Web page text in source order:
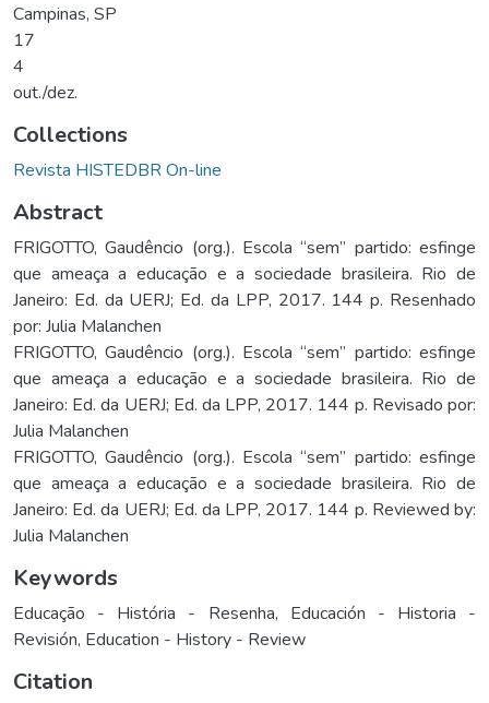
Campinas, SP
17
4
out./dez.
Collections
Revista HISTEDBR On-line
Abstract
FRIGOTTO, Gaudêncio (org.). Escola “sem” partido: esfinge
que ameaça a educação e a sociedade brasileira. Rio de
Janeiro: Ed. da UERJ; Ed. da LPP, 2017. 144 p. Resenhado
por: Julia Malanchen
FRIGOTTO, Gaudêncio (org.). Escola “sem” partido: esfinge
que ameaça a educação e a sociedade brasileira. Rio de
Janeiro: Ed. da UERJ; Ed. da LPP, 2017. 144 p. Revisado por:
Julia Malanchen
FRIGOTTO, Gaudêncio (org.). Escola “sem” partido: esfinge
que ameaça a educação e a sociedade brasileira. Rio de
Janeiro: Ed. da UERJ; Ed. da LPP, 2017. 144 p. Reviewed by:
Julia Malanchen
Keywords
Educação - História - Resenha, Educación - Historia -
Revisión, Education - History - Review
Citation